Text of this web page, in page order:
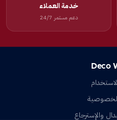
خدمة العملاء
دعم مستمر 24/7
Deco
والإسترجاع